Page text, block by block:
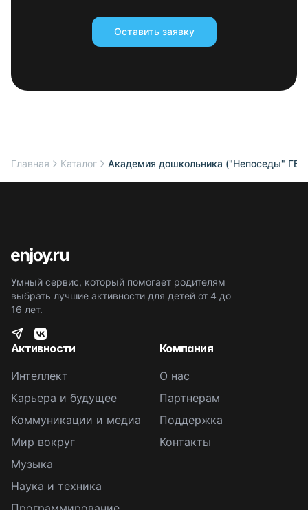
Оставить заявку
Главная Каталог Академия дошкольника ("Непоседы"
Умный сервис, который помогает родителям
выбрать лучшие активности для детей от 4 до
16 лет.
Активности
Интеллект
Карьера и будущее
Коммуникации и медиа
Мир вокруг
Музыка
Наука и техника
Компания
О нас
Партнерам
Поддержка
Контакты